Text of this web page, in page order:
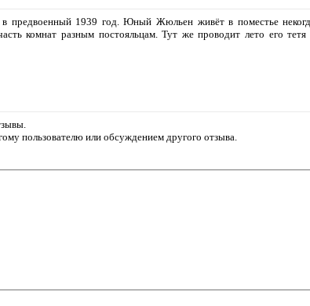
предвоенный 1939 год. Юный Жюльен живёт в поместье
комнат разным постояльцам. Тут же проводит лето его
пользователю или обсуждением другого отзыва.